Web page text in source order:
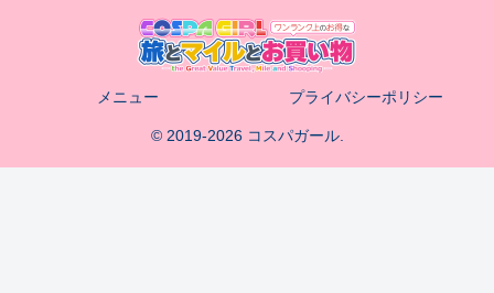
メニュー プライバシーポリシー
© 2019-2026 コスパガール.